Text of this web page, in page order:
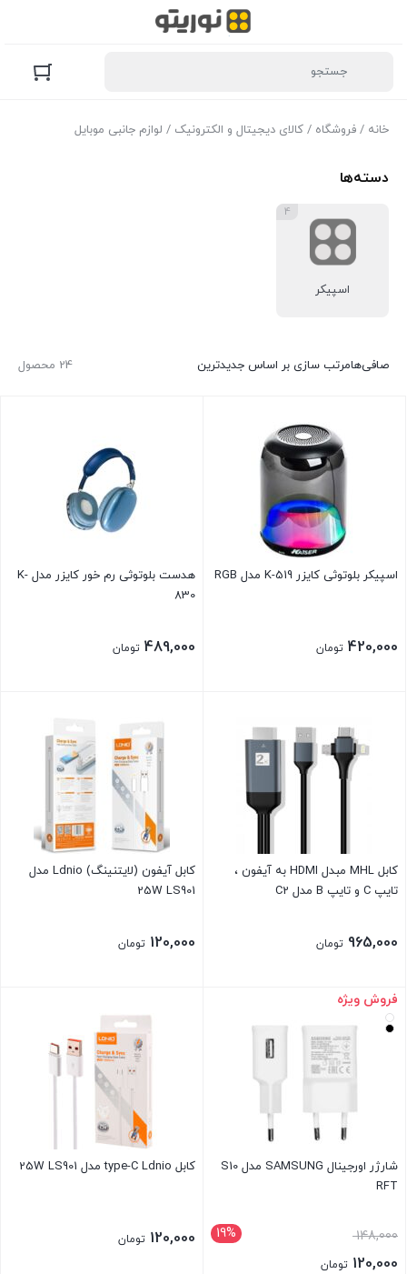
خانه / فروشگاه / کالای دیجیتال و الکترونیک / لوازم جانبی موبایل
دسته‌ها
اسپیکر
4
24 محصول صافی‌هامرتب سازی بر اساس جدیدترین
اسپیکر بلوتوثی کایزر K-519 مدل RGB
420,000 تومان
هدست بلوتوثی رم خور کایزر مدل K-
830
489,000 تومان
کابل MHL مبدل HDMI به آیفون ،
تایپ C و تایپ ‌B مدل C2
965,000 تومان
کابل آیفون (لایتنینگ) Ldnio مدل
25W LS901
120,000 تومان
فروش ویژه
شارژر اورجینال SAMSUNG مدل S10
RFT
19% 148,000
120,000 تومان
کابل type-C Ldnio مدل 25W LS901
120,000 تومان